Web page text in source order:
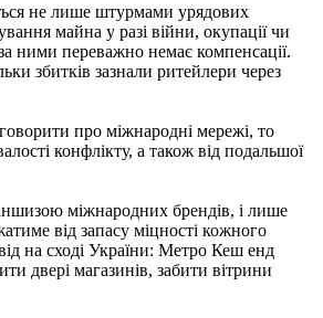
не лише штурмами урядових
майна у разі війни, окупації чи
ними переважно немає компенсації.
збитків зазнали ритейлери через
про міжнародні мережі, то
конфлікту, а також від подальшої
міжнародних брендів, і лише
від запасу міцності кожного
на сході України: Метро Кеш енд
двері магазинів, забити вітрини